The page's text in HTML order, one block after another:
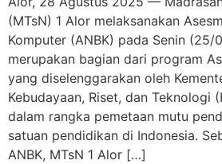
(MTsN) 1 Alor melaksanakan
Komputer (ANBK) pada Senin
merupakan bagian dari program
yang diselenggarakan oleh
Kebudayaan, Riset, dan Teknologi
dalam rangka pemetaan mutu
satuan pendidikan di Indonesia.
ANBK, MTsN 1 Alor […]